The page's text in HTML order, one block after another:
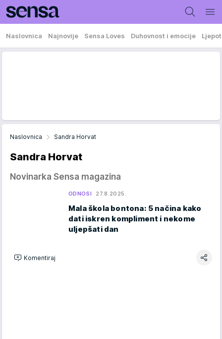
Naslovnica Najnovije Sensa Loves Duhovnost i emocije
Naslovnica Sandra Horvat
Sandra Horvat
Novinarka Sensa magazina
ODNOSI 27.8.2025.
Mala škola bontona: 5 načina kako
dati iskren kompliment i nekome
uljepšati dan
Komentiraj